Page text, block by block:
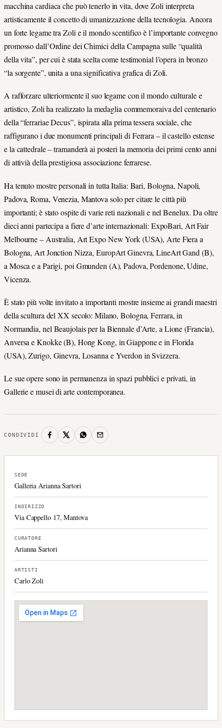
macchina cardiaca che può tenerlo in vita, dove Zoli interpreta
artisticamente il concetto di umanizzazione della tecnologia. Ancora
un forte legame tra Zoli e il mondo scentifico è l’importante convegno
promosso dall’Ordine dei Chimici della Campagna sulle “qualità
della vita”, per cui è stata scelta come testimonial l’opera in bronzo
“la sorgente”, unita a una significativa grafica di Zoli.
A rafforzare ulteriormente il suo legame con il mondo culturale e
artistico, Zoli ha realizzato la medaglia commemoraiva del centenario
della “ferrariae Decus”, ispirata alla prima tessera sociale, che
raffigurano i due monumenti principali di Ferrara – il castello estense
e la cattedrale – tramanderà ai posteri la memoria dei primi cento anni
di attivià della prestigiosa associazione ferrarese.
Ha tenuto mostre personali in tutta Italia: Bari, Bologna, Napoli,
Padova, Roma, Venezia, Mantova solo per citare le città più
importanti; è stato ospite di varie reti nazionali e nel Benelux. Da oltre
dieci anni partecipa a fiere d’arte internazionali: ExpoBari, Art Fair
Melbourne – Australia, Art Expo New York (USA), Arte Fiera a
Bologna, Art Jonction Nizza, EuropArt Ginevra, LineArt Gand (B),
a Mosca e a Parigi, poi Gmunden (A), Padova, Pordenone, Udine,
Vicenza.
È stato più volte invitato a importanti mostre insieme ai grandi maestri
della scultura del XX secolo: Milano, Bologna, Ferrara, in
Normandia, nel Beaujolais per la Biennale d’Arte, a Lione (Francia),
Anversa e Knokke (B), Hong Kong, in Giappone e in Florida
(USA), Zurigo, Ginevra, Losanna e Yverdon in Svizzera.
Le sue opere sono in permanenza in spazi pubblici e privati, in
Gallerie e musei di arte contemporanea.
CONDIVIDI
SEDE
Galleria Arianna Sartori
INDIRIZZO
Via Cappello 17, Mantova
CURATORE
Arianna Sartori
ARTISTI
Carlo Zoli